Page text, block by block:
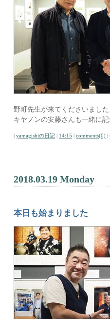
野町先生が来てくださいまし
キヤノンの安藤さんも一緒に
| yamagishiの日記 | 14:15 | comments(0) |
2018.03.19 Monday
本日も始まりました